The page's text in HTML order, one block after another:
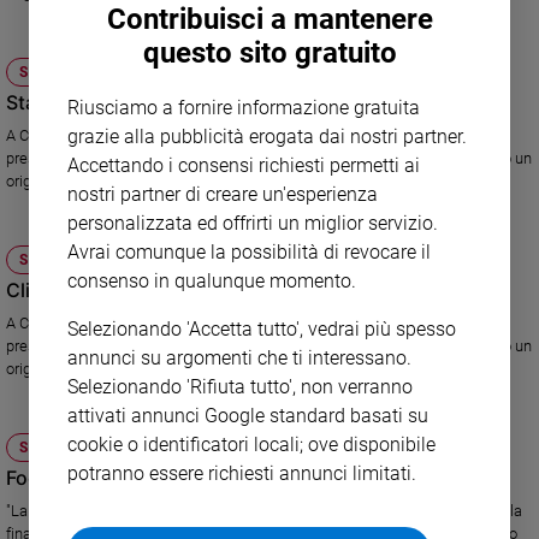
2026
Cinema,
Tv
e
streaming
Libri
Arte
ed
educazione
Genitori
figli
Nonni
Scuola
SOCIETÀ E VALORI
Stati d'umore variabile, come il clima
A Cancun, in Messico, i Governi discutono di cambiamenti climatici,
pressati dall'opinione pubblica che chiede di ridurre l'inquinamento. Ecco un
originale diario del vertice.
SOCIETÀ E VALORI
Clima: tira una brutta aria, per i poveri
A Cancun, in Messico, i Governi discutono di cambiamenti climatici,
pressati dall'opinione pubblica che chiede di ridurre l'inquinamento. Ecco un
originale diario del vertice.
SOCIETÀ E VALORI
Focsiv: "Tassare le banche? Bene"
"La proposta francese di tassare le banche per recuperare gli aiuti dati alla
finanza va nella giusta direzione, ma non basta", dice Sergio Marelli rivolto
Contribuisci a mantenere
questo sito gratuito
Riusciamo a fornire informazione gratuita
grazie alla pubblicità erogata dai nostri partner.
Accettando i consensi richiesti permetti ai
nostri partner di creare un'esperienza
personalizzata ed offrirti un miglior servizio.
Avrai comunque la possibilità di revocare il
consenso in qualunque momento.
Selezionando 'Accetta tutto', vedrai più spesso
annunci su argomenti che ti interessano.
Selezionando 'Rifiuta tutto', non verranno
attivati annunci Google standard basati su
cookie o identificatori locali; ove disponibile
potranno essere richiesti annunci limitati.